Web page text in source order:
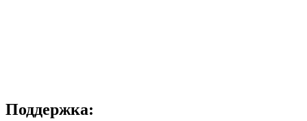
Поддержка: